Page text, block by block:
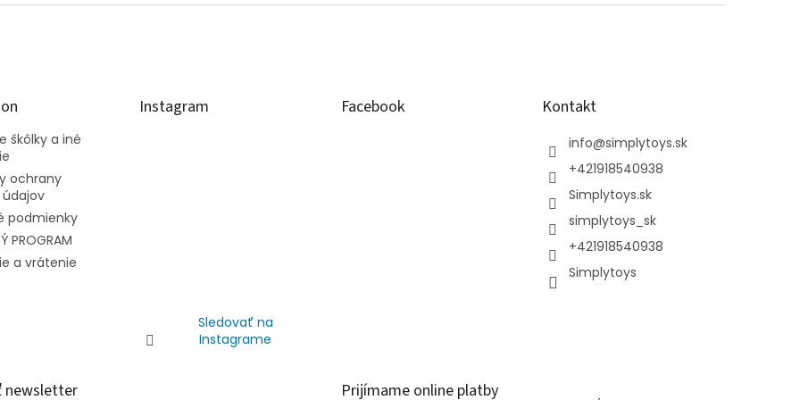
škôlky a iné
ochrany
podmienky
PROGRAM
a vrátenie
Instagram
Sledovať na
Instagrame
Facebook Kontakt
info@simplytoys.sk
+421918540938
Simplytoys.sk
simplytoys_sk
+421918540938
Simplytoys
newsletter Prijímame online platby